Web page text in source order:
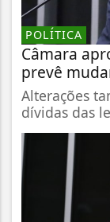
POLÍTICA
Câmara
prevê
Alterações
dívidas das